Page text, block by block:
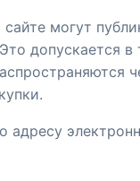
могут
допускается в
адресу